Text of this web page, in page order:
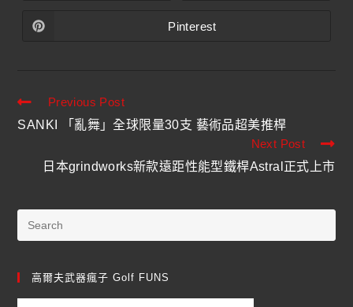
Pinterest
Previous Post
SANKI 「亂舞」全球限量30支 藝術品超美推桿
Next Post
日本grindworks新款遠距性能型鐵桿Astral正式上市
高爾夫武器瘋子 Golf FUNS